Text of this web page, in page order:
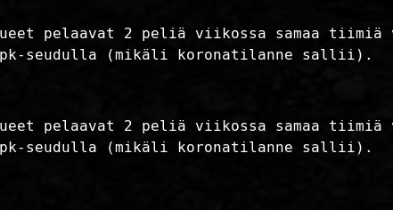
pelaavat 2 peliä viikossa samaa
seudulla (mikäli koronatilanne sallii).
pelaavat 2 peliä viikossa samaa
seudulla (mikäli koronatilanne sallii).